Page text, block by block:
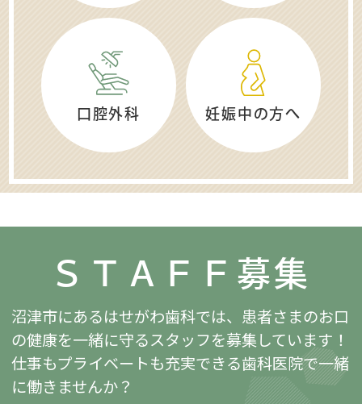
口腔外科 妊娠中の方へ
ＳＴＡＦＦ募集
沼津市にあるはせがわ歯科では、患者さまのお口
の健康を一緒に守るスタッフを募集しています！
仕事もプライベートも充実できる歯科医院で一緒
に働きませんか？